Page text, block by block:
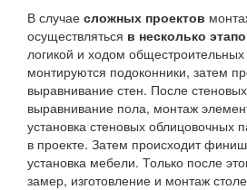
В случае сложных проектов
осуществляться в несколько
логикой и ходом
монтируются подоконники, затем
выравнивание стен. После
выравнивание пола, монтаж
установка стеновых облицовочных
в проекте. Затем происходит
установка мебели. Только после
замер, изготовление и монтаж